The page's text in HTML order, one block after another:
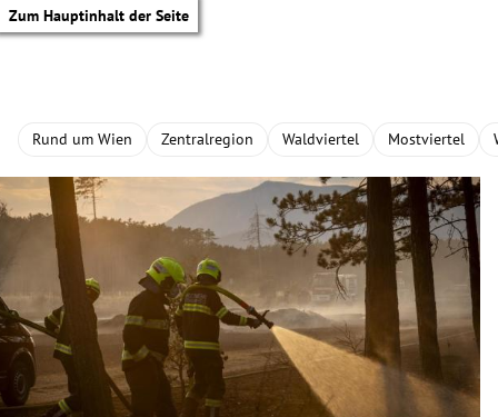
Zum Hauptinhalt der Seite
Rund um Wien Zentralregion Waldviertel Mostviertel